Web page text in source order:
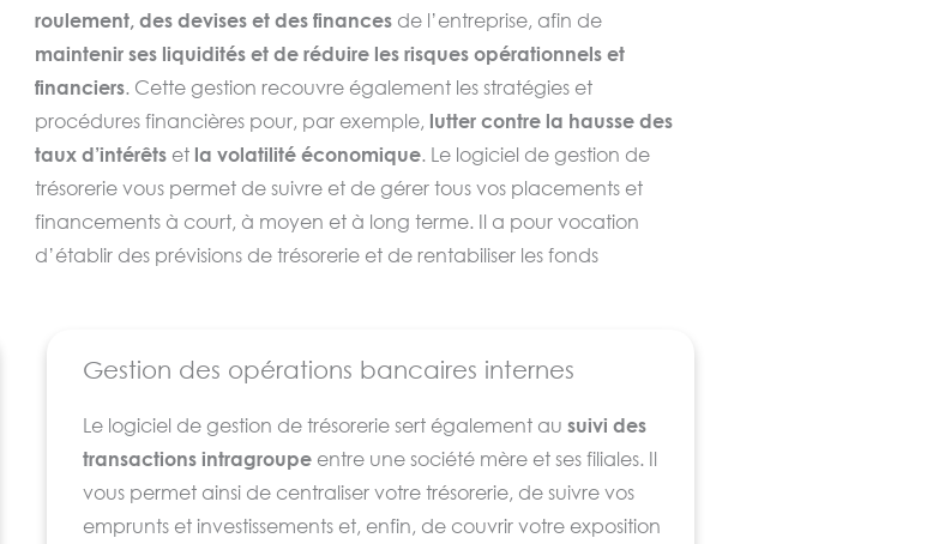
roulement, des devises et des finances de l’entreprise, afin de
maintenir ses liquidités et de réduire les risques opérationnels et
financiers. Cette gestion recouvre également les stratégies et
procédures financières pour, par exemple, lutter contre la hausse des
taux d’intérêts et la volatilité économique. Le logiciel de gestion de
trésorerie vous permet de suivre et de gérer tous vos placements et
financements à court, à moyen et à long terme. Il a pour vocation
d’établir des prévisions de trésorerie et de rentabiliser les fonds
couvrant aussi bien la gestion et la prévision de trésorerie que le suivi
des opérations financières intragroupe, des placements et
financements, ou encore le suivi et la gestion des relations bancaires.
Gestion des opérations bancaires internes
Le logiciel de gestion de trésorerie sert également au suivi des
transactions intragroupe entre une société mère et ses filiales. Il
vous permet ainsi de centraliser votre trésorerie, de suivre vos
emprunts et investissements et, enfin, de couvrir votre exposition